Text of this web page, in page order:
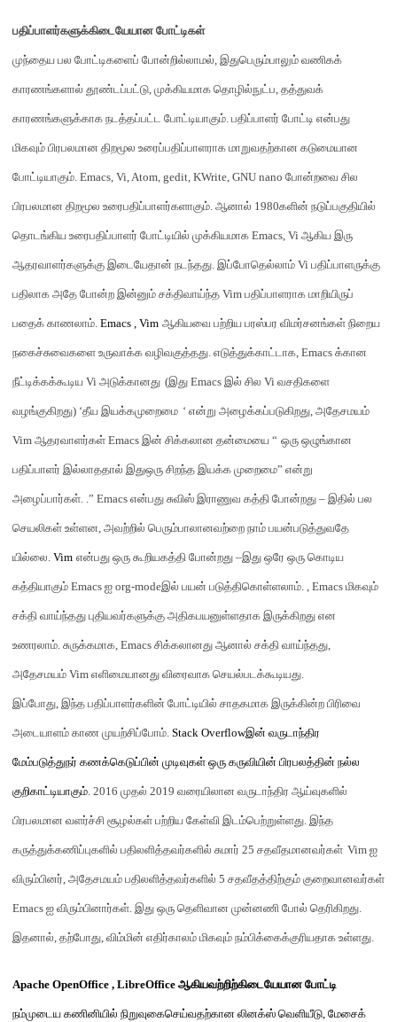
பதிப்பாளர்களுக்கிடையேயான போட்டிகள்
முந்தைய பல போட்டிகளைப் போன்றில்லாமல், இதுபெரும்பாலும் வணிகக்
காரணங்களால் தூண்டப்பட்டு, முக்கியமாக தொழில்நுட்ப, தத்துவக்
காரணங்களுக்காக நடத்தப்பட்ட போட்டியாகும். பதிப்பாளர் போட்டி என்பது
மிகவும் பிரபலமான திறமூல உரைப்பதிப்பாளராக மாறுவதற்கான கடுமையான
போட்டியாகும். Emacs, Vi, Atom, gedit, KWrite, GNU nano போன்றவை சில
பிரபலமான திறமூல உரைபதிப்பாளர்களாகும். ஆனால் 1980களின் நடுப்பகுதியில்
தொடங்கிய உரைபதிப்பாளர் போட்டியில் முக்கியமாக Emacs, Vi ஆகிய இரு
ஆதரவாளர்களுக்கு இடையேதான் நடந்தது. இப்போதெல்லாம் Vi பதிப்பாளருக்கு
பதிலாக அதே போன்ற இன்னும் சக்திவாய்ந்த Vim பதிப்பாளராக மாறியிருப்
பதைக் காணலாம். Emacs , Vim ஆகியவை பற்றிய பரஸ்பர விமர்சனங்கள் நிறைய
நகைச்சுவைகளை உருவாக்க வழிவகுத்தது. எடுத்துக்காட்டாக, Emacs க்கான
நீட்டிக்கக்கூடிய Vi அடுக்கானது (இது Emacs இல் சில Vi வசதிகளை
வழங்குகிறது) ‘தீய இயக்கமுறைமை ‘ என்று அழைக்கப்படுகிறது, அதேசமயம்
Vim ஆதரவாளர்கள் Emacs இன் சிக்கலான தன்மையை “ ஒரு ஒழுங்கான
பதிப்பாளர் இல்லாததால் இதுஒரு சிறந்த இயக்க முறைமை” என்று
அழைப்பார்கள். .” Emacs என்பது சுவிஸ் இராணுவ கத்தி போன்றது – இதில் பல
செயலிகள் உள்ளன, அவற்றில் பெரும்பாலானவற்றை நாம் பயன்படுத்துவதே
யில்லை. Vim என்பது ஒரு கூறியகத்தி போன்றது –இது ஒரே ஒரு கொடிய
கத்தியாகும் Emacs ஐ org-modeஇல் பயன் படுத்திகொள்ளலாம். , Emacs மிகவும்
சக்தி வாய்ந்தது புதியவர்களுக்கு அதிகபயனுள்ளதாக இருக்கிறது என
உணரலாம். சுருக்கமாக, Emacs சிக்கலானது ஆனால் சக்தி வாய்ந்தது,
அதேசமயம் Vim எளிமையானது விரைவாக செயல்படக்கூடியது.
இப்போது, இந்த பதிப்பாளர்களின் போட்டியில் சாதகமாக இருக்கின்ற பிரிவை
அடையாளம் காண முயற்சிப்போம். Stack Overflowஇன் வருடாந்திர
மேம்படுத்துநர் கணக்கெடுப்பின் முடிவுகள் ஒரு கருவியின் பிரபலத்தின் நல்ல
குறிகாட்டியாகும். 2016 முதல் 2019 வரையிலான வருடாந்திர ஆய்வுகளில்
பிரபலமான வளர்ச்சி சூழல்கள் பற்றிய கேள்வி இடம்பெற்றுள்ளது. இந்த
கருத்துக்கணிப்புகளில் பதிலளித்தவர்களில் சுமார் 25 சதவீதமானவர்கள் Vim ஐ
விரும்பினர், அதேசமயம் பதிலளித்தவர்களில் 5 சதவீதத்திற்கும் குறைவானவர்கள்
Emacs ஐ விரும்பினர்கள். இது ஒரு தெளிவான முன்னணி போல் தெரிகிறது.
இதனால், தற்போது, விம்மின் எதிர்காலம் மிகவும் நம்பிக்கைக்குரியதாக உள்ளது.
Apache OpenOffice , LibreOffice ஆகியவற்றிற்கிடையேயான போட்டி
நம்முடைய கணினியில் நிறுவுகைசெய்வதற்கான லினக்ஸ் வெளியீடு, மேசைக்